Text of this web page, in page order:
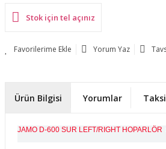
Stok için tel açınız
Yorum Yaz
Ürün Bilgisi Yorumlar
JAMO D-600 SUR LEFT/RIGHT HOPARLÖR